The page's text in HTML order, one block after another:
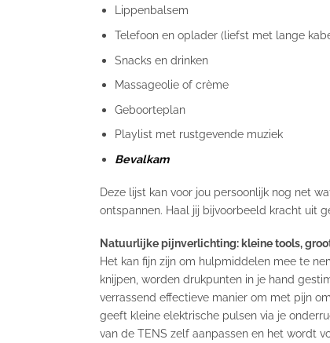
Lippenbalsem
Telefoon en oplader (liefst met lange
Snacks en drinken
Massageolie of crème
Geboorteplan
Playlist met rustgevende muziek
Bevalkam
Deze lijst kan voor jou persoonlijk nog net
ontspannen. Haal jij bijvoorbeeld kracht uit
Natuurlijke pijnverlichting: kleine tools,
Het kan fijn zijn om hulpmiddelen mee te
knijpen, worden drukpunten in je hand
verrassend effectieve manier om met pijn
geeft kleine elektrische pulsen via je
van de TENS zelf aanpassen en het wordt